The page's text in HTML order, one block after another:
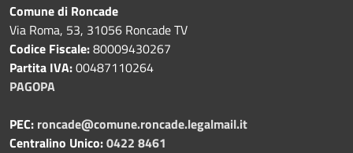
Comune di Roncade
Via Roma, 53, 31056 Roncade TV
Codice Fiscale:80009430267
Partita IVA:00487110264
PAGOPA
PEC: roncade@comune.roncade.legalmail.it
Centralino Unico:0422 8461